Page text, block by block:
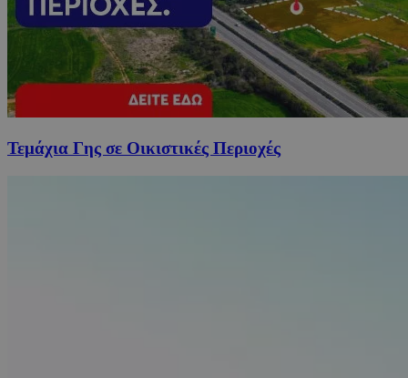
Τεμάχια Γης σε Οικιστικές Περιοχές